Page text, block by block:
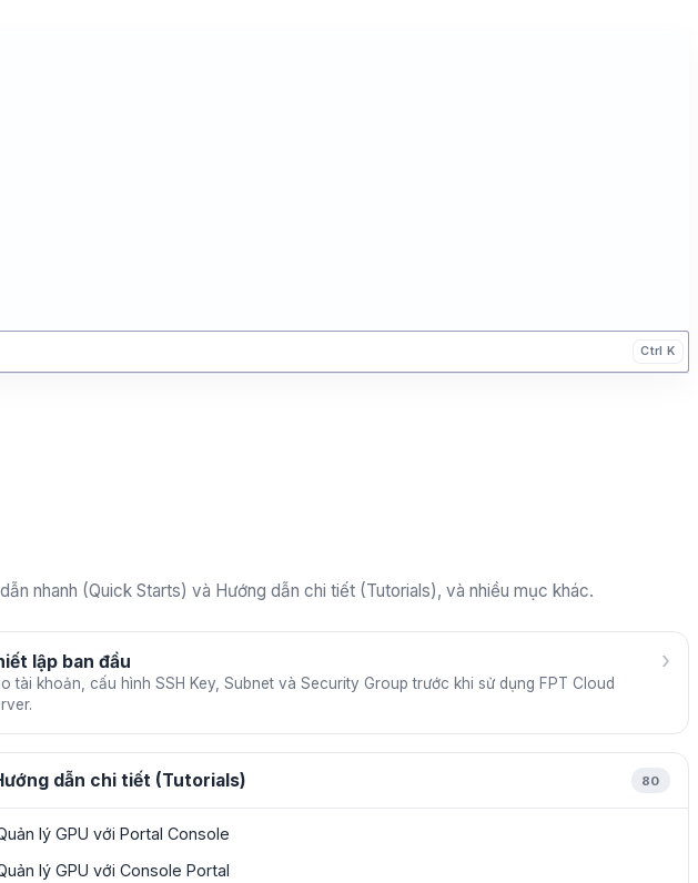
nhanh (Quick Starts) và Hướng dẫn chi tiết (Tutorials), và nhiều mục khác.
lập ban đầu
tài khoản, cấu hình SSH Key, Subnet và Security Group trước khi sử dụng FPT Cloud
›
dẫn chi tiết (Tutorials) 80
lý GPU với Portal Console
lý GPU với Console Portal